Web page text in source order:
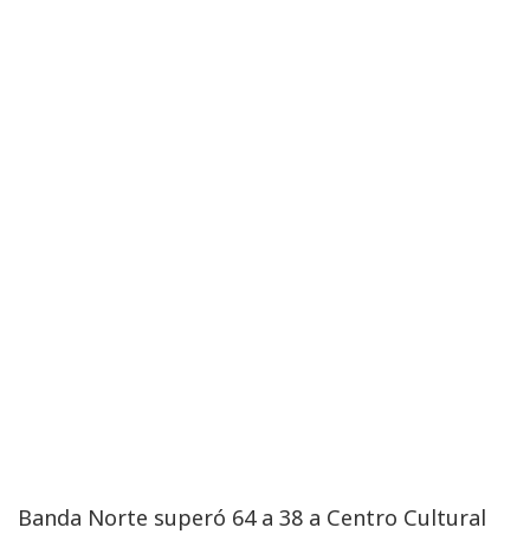
Banda Norte superó 64 a 38 a Centro Cultural